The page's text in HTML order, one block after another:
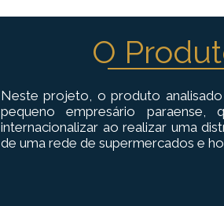
O
Neste projeto, o produto
pequeno empresário paraense,
internacionalizar ao realizar uma
de uma rede de supermercados e